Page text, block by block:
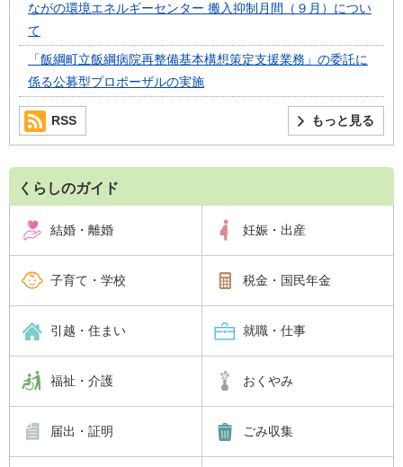
ながの環境エネルギーセンター 搬入抑制月間（９月）につい
て
「飯綱町立飯綱病院再整備基本構想策定支援業務」の委託に
係る公募型プロポーザルの実施
もっと見る
RSS
くらしのガイド
結婚・離婚 妊娠・出産
子育て・学校 税金・国民年金
引越・住まい 就職・仕事
福祉・介護 おくやみ
届出・証明 ごみ収集